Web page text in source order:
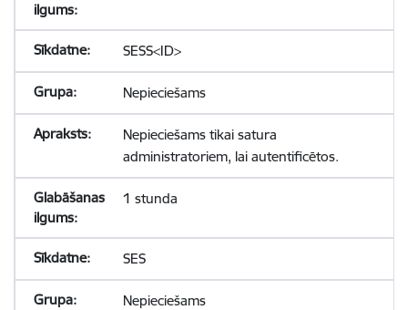
SESS<ID>
Nepieciešams
Nepieciešams tikai satura
administratoriem, lai autentificētos.
1 stunda
SES
Nepieciešams